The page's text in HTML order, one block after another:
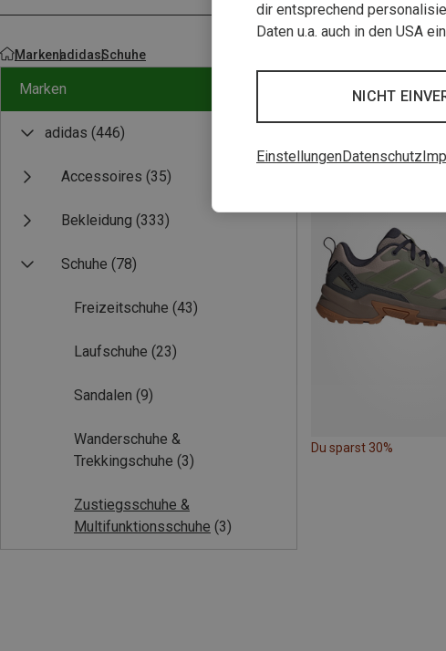
MarkenadidasSchuhe
Marken
adidas (446)
Accessoires (35)
Bekleidung (333)
Schuhe (78)
Freizeitschuhe (43)
Laufschuhe (23)
Sandalen (9)
Wanderschuhe &
Trekkingschuhe (3)
Zustiegsschuhe &
Multifunktionsschuhe (3)
Du sparst 30%
dir entsprechend
Daten u.a. auch in den USA
NICHT
EinstellungenDatenschutz